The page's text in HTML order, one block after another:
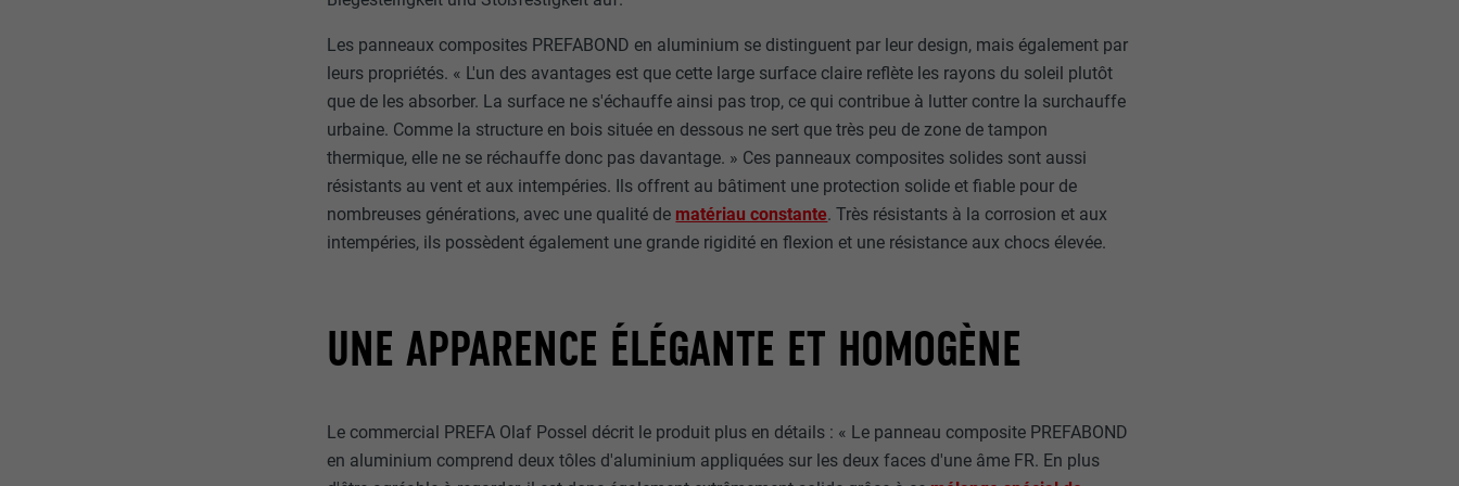
Les panneaux composites PREFABOND en aluminium se distinguent par leur design, mais également par
leurs propriétés. « L'un des avantages est que cette large surface claire reflète les rayons du soleil plutôt
que de les absorber. La surface ne s'échauffe ainsi pas trop, ce qui contribue à lutter contre la surchauffe
urbaine. Comme la structure en bois située en dessous ne sert que très peu de zone de tampon
thermique, elle ne se réchauffe donc pas davantage. » Ces panneaux composites solides sont aussi
résistants au vent et aux intempéries. Ils offrent au bâtiment une protection solide et fiable pour de
nombreuses générations, avec une qualité de matériau constante. Très résistants à la corrosion et aux
intempéries, ils possèdent également une grande rigidité en flexion et une résistance aux chocs élevée.
UNE APPARENCE ÉLÉGANTE ET HOMOGÈNE
Le commercial PREFA Olaf Possel décrit le produit plus en détails : « Le panneau composite PREFABOND
en aluminium comprend deux tôles d'aluminium appliquées sur les deux faces d'une âme FR. En plus
UTILITÉ
Ce cookie enregistre votre session actuelle en ce qui concerne les
applications PHP et garantit que toutes les fonctions de la page qui
utilisent le langage de programmation PHP peuvent être affichées
correctement.
NOM cookie_optin
FOURNISSEUR Sgalinski
UTILITÉ
Ce cookie est essentiel au fonctionnement de l'extension qui gère le
consentement pour les cookies. Il doit être enregistré pour que l'outil
NOM _ga
FOURNISSEUR Google Universal Analytics
EXPIRATION
Enregistre un identifiant unique utilisé pour générer des données
statistiques sur la manière dont l'utilisateur utilise le site Internet.
FOURNISSEUR Google Analytics
UTILITÉ Est utilisé par Google Analytics pour limiter le taux de sollicitation.
Afficher les informations relatives aux cookies
MARKETING ET MÉDIAS EXTERNES (SERVICES AMÉRICAINS COMPRIS)
annonceurs (prestataires tiers) pour afficher de la publicité personnalisée. Ils observent pour cela les
visiteurs à travers les sites Internet. Lorsque ces cookies sont acceptés, l'accès aux contenus des
plateformes vidéo et de réseaux sociaux ne nécessite plus de consentement manuel.
EXPIRATION 6 mois
UTILITÉ
préférés et d'autres informations sont enregistrés, en particulier la langue
que vous préférez, combien de résultats de recherche doivent être affichés
par page (p. ex. 10 ou 20) et si le filtre Google SafeSearch doit être activé